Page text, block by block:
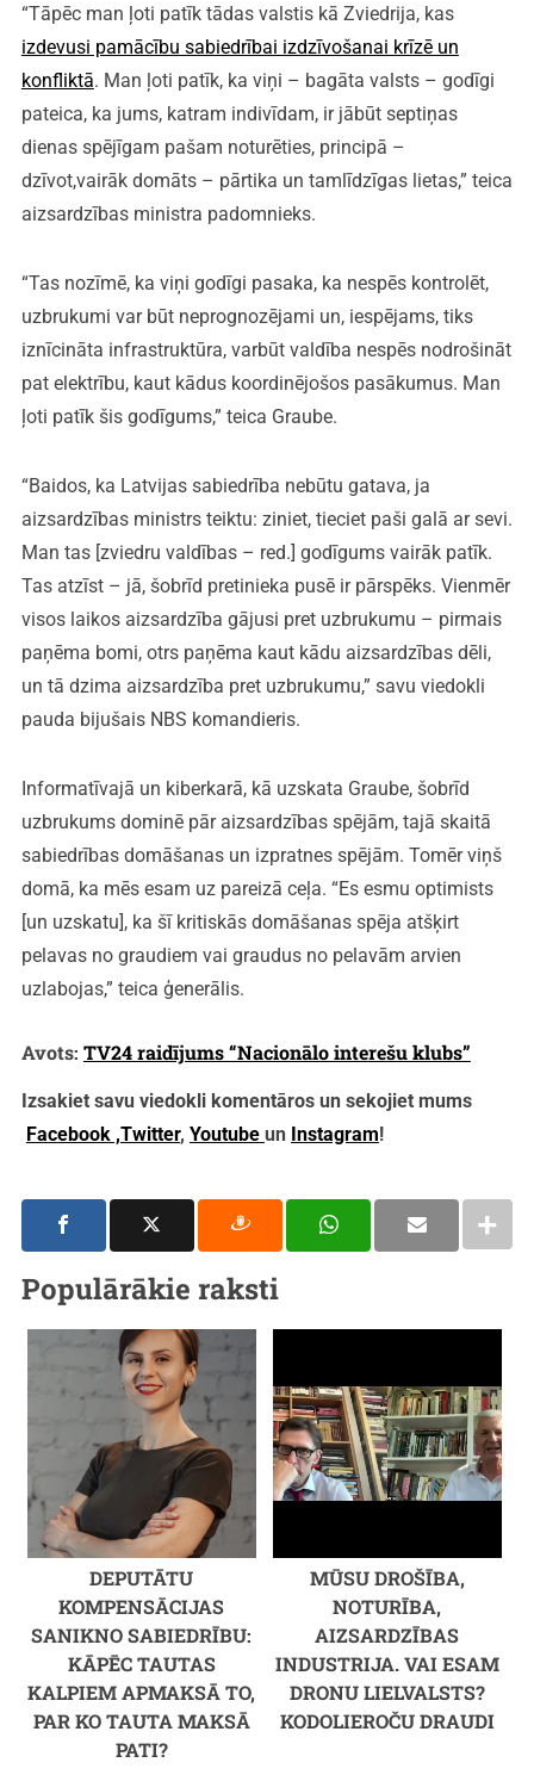
“Tāpēc man ļoti patīk tādas valstis kā Zviedrija, kas
izdevusi pamācību sabiedrībai izdzīvošanai krīzē un
konfliktā. Man ļoti patīk, ka viņi – bagāta valsts – godīgi
pateica, ka jums, katram indivīdam, ir jābūt septiņas
dienas spējīgam pašam noturēties, principā –
dzīvot,vairāk domāts – pārtika un tamlīdzīgas lietas,” teica
aizsardzības ministra padomnieks.
“Tas nozīmē, ka viņi godīgi pasaka, ka nespēs kontrolēt,
uzbrukumi var būt neprognozējami un, iespējams, tiks
iznīcināta infrastruktūra, varbūt valdība nespēs nodrošināt
pat elektrību, kaut kādus koordinējošos pasākumus. Man
ļoti patīk šis godīgums,” teica Graube.
“Baidos, ka Latvijas sabiedrība nebūtu gatava, ja
aizsardzības ministrs teiktu: ziniet, tieciet paši galā ar sevi.
Man tas [zviedru valdības – red.] godīgums vairāk patīk.
Tas atzīst – jā, šobrīd pretinieka pusē ir pārspēks. Vienmēr
visos laikos aizsardzība gājusi pret uzbrukumu – pirmais
paņēma bomi, otrs paņēma kaut kādu aizsardzības dēli,
un tā dzima aizsardzība pret uzbrukumu,” savu viedokli
pauda bijušais NBS komandieris.
Informatīvajā un kiberkarā, kā uzskata Graube, šobrīd
uzbrukums dominē pār aizsardzības spējām, tajā skaitā
sabiedrības domāšanas un izpratnes spējām. Tomēr viņš
domā, ka mēs esam uz pareizā ceļa. “Es esmu optimists
[un uzskatu], ka šī kritiskās domāšanas spēja atšķirt
pelavas no graudiem vai graudus no pelavām arvien
uzlabojas,” teica ģenerālis.
Avots: TV24 raidījums “Nacionālo interešu klubs”
Izsakiet savu viedokli komentāros un sekojiet mums
Facebook ,Twitter, Youtube un Instagram!
Populārākie raksti
DEPUTĀTU
KOMPENSĀCIJAS
SANIKNO SABIEDRĪBU:
KĀPĒC TAUTAS
KALPIEM APMAKSĀ TO,
PAR KO TAUTA MAKSĀ
PATI?
MŪSU DROŠĪBA,
NOTURĪBA,
AIZSARDZĪBAS
INDUSTRIJA. VAI ESAM
DRONU LIELVALSTS?
KODOLIEROČU DRAUDI